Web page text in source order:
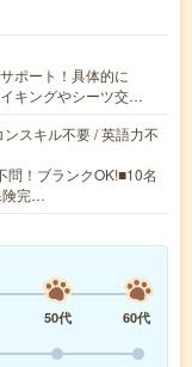
ポート！具体的に
キングやシーツ交…
スキル不要 / 英語力不
問！ブランクOK!■10名
険完…
50代
60代